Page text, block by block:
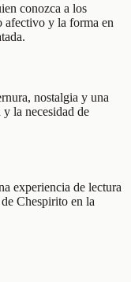
conozca a los
afectivo y la forma en
nostalgia y una
la necesidad de
experiencia de lectura
Chespirito en la